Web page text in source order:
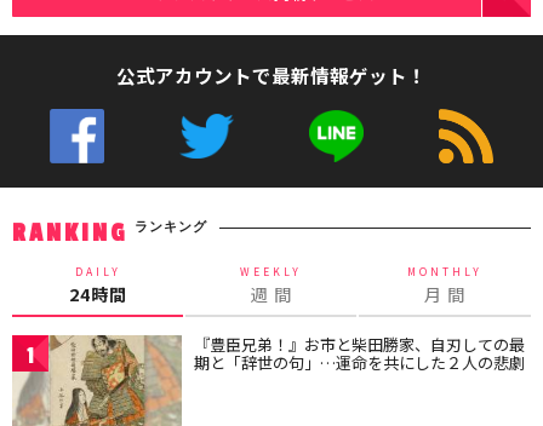
公式アカウントで最新情報ゲット！
RANKING ランキング
DAILY
24時間
WEEKLY
週 間
MONTHLY
月 間
1 『豊臣兄弟！』お市と柴田勝家、自刃しての最
期と「辞世の句」…運命を共にした２人の悲劇